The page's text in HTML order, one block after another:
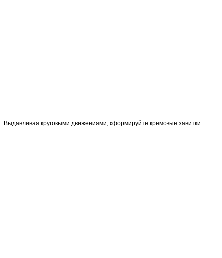
Выдавливая круговыми движениями, сформируйте кремовые завитки.